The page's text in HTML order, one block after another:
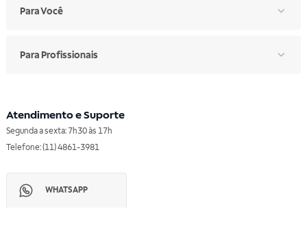
Para Você
Para Profissionais
Atendimento e Suporte
Segunda a sexta: 7h30 às 17h
Telefone: (11) 4861-3981
WHATSAPP